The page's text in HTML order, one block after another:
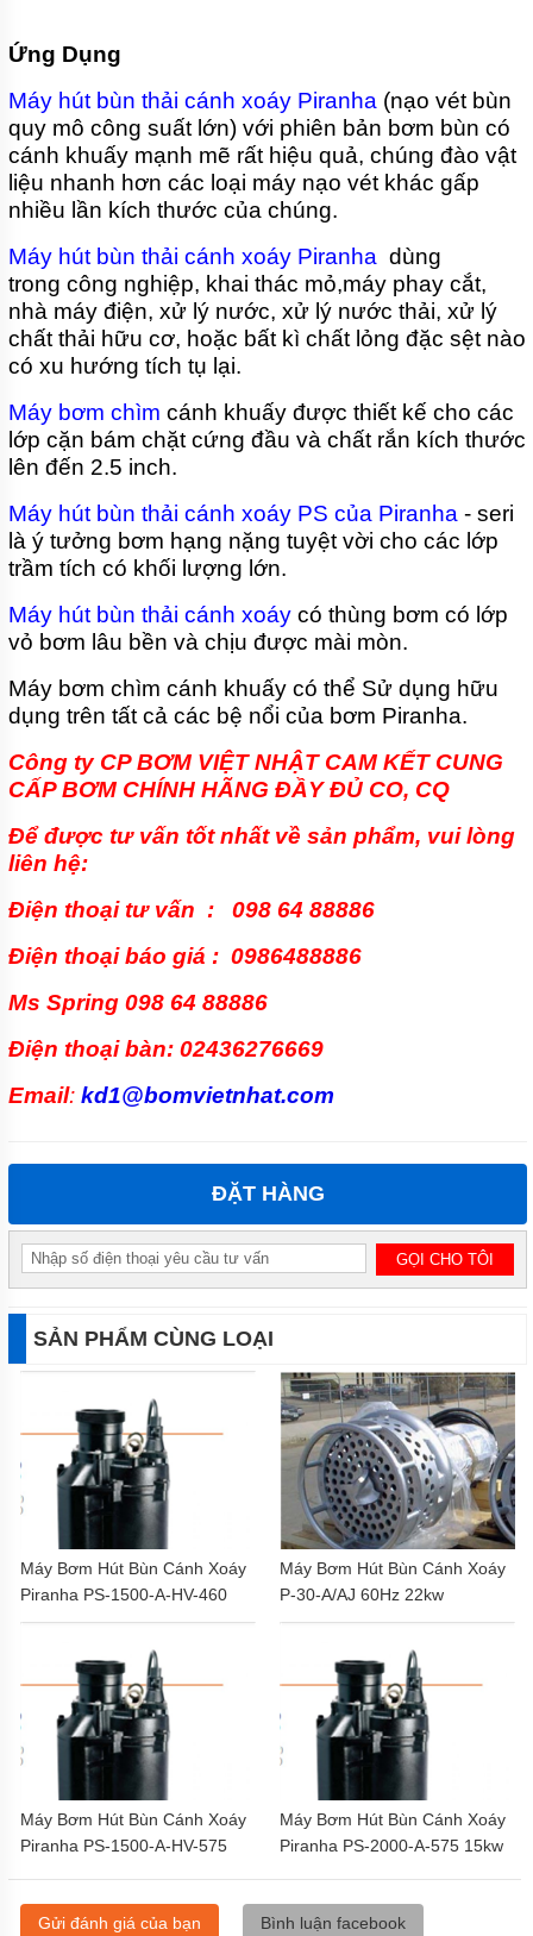
Ứng Dụng
Máy hút bùn thải cánh xoáy Piranha (nạo vét bùn
quy mô công suất lớn) với phiên bản bơm bùn có
cánh khuấy mạnh mẽ rất hiệu quả, chúng đào vật
liệu nhanh hơn các loại máy nạo vét khác gấp
nhiều lần kích thước của chúng.
Máy hút bùn thải cánh xoáy Piranha dùng
trong công nghiệp, khai thác mỏ,máy phay cắt,
nhà máy điện, xử lý nước, xử lý nước thải, xử lý
chất thải hữu cơ, hoặc bất kì chất lỏng đặc sệt nào
có xu hướng tích tụ lại.
Máy bơm chìm cánh khuấy được thiết kế cho các
lớp cặn bám chặt cứng đầu và chất rắn kích thước
lên đến 2.5 inch.
Máy hút bùn thải cánh xoáy PS của Piranha - seri
là ý tưởng bơm hạng nặng tuyệt vời cho các lớp
trầm tích có khối lượng lớn.
Máy hút bùn thải cánh xoáy có thùng bơm có lớp
vỏ bơm lâu bền và chịu được mài mòn.
Máy bơm chìm cánh khuấy có thể Sử dụng hữu
dụng trên tất cả các bệ nổi của bơm Piranha.
Công ty CP BƠM VIỆT NHẬT CAM KẾT CUNG
CẤP BƠM CHÍNH HÃNG ĐẦY ĐỦ CO, CQ
Để được tư vấn tốt nhất về sản phẩm, vui lòng
liên hệ:
Điện thoại tư vấn : 098 64 88886
Điện thoại báo giá : 0986488886
Ms Spring 098 64 88886
Điện thoại bàn: 02436276669
Email: kd1@bomvietnhat.com
ĐẶT HÀNG
SẢN PHẨM CÙNG LOẠI
Máy Bơm Hút Bùn Cánh Xoáy
Piranha PS-1500-A-HV-460
11kw
Máy Bơm Hút Bùn Cánh Xoáy
P-30-A/AJ 60Hz 22kw
Máy Bơm Hút Bùn Cánh Xoáy
Piranha PS-1500-A-HV-575
Máy Bơm Hút Bùn Cánh Xoáy
Piranha PS-2000-A-575 15kw
Gửi đánh giá của bạn Bình luận facebook